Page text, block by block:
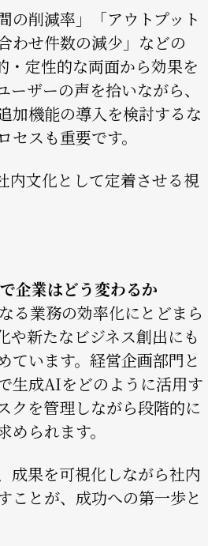
の削減率」「アウトプット
わせ件数の減少」などの
定性的な両面から効果を
ザーの声を拾いながら、
加機能の導入を検討するな
セスも重要です。
内文化として定着させる視
企業はどう変わるか
る業務の効率化にとどまら
や新たなビジネス創出にも
ています。経営企画部門と
生成AIをどのように活用す
クを管理しながら段階的に
られます。
成果を可視化しながら社内
ことが、成功への第一歩と